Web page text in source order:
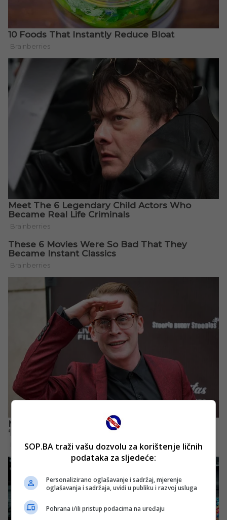
SOP.BA traži vašu dozvolu za korištenje ličnih
podataka za sljedeće:
Personalizirano oglašavanje i sadržaj, mjerenje
oglašavanja i sadržaja, uvidi u publiku i razvoj usluga
Pohrana i/ili pristup podacima na uređaju